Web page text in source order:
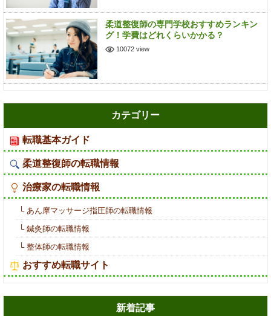
柔道整復師の専門学校おすすめランキン
グ！学費はどれくらいかかる？
10072 view
カテゴリー
転職基本ガイド
柔道整復師の転職情報
治療家の転職情報
└ あん摩マッサージ指圧師の転職情報
└ 鍼灸師の転職情報
└ 整体師の転職情報
おすすめ転職サイト
新着記事